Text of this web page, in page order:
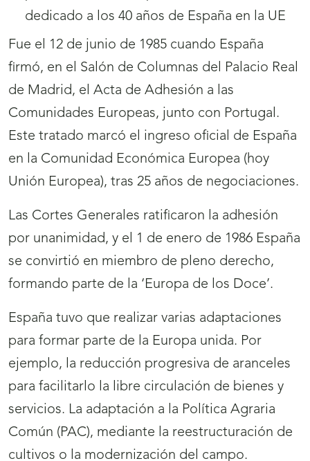
Fue el 12 de junio de 1985 cuando España
firmó, en el Salón de Columnas del Palacio Real
de Madrid, el Acta de Adhesión a las
Comunidades Europeas, junto con Portugal.
Este tratado marcó el ingreso oficial de España
en la Comunidad Económica Europea (hoy
Unión Europea), tras 25 años de negociaciones.
Las Cortes Generales ratificaron la adhesión
por unanimidad, y el 1 de enero de 1986 España
se convirtió en miembro de pleno derecho,
formando parte de la ‘Europa de los Doce’.
España tuvo que realizar varias adaptaciones
para formar parte de la Europa unida. Por
ejemplo, la reducción progresiva de aranceles
para facilitarlo la libre circulación de bienes y
servicios. La adaptación a la Política Agraria
Común (PAC), mediante la reestructuración de
cultivos o la modernización del campo.